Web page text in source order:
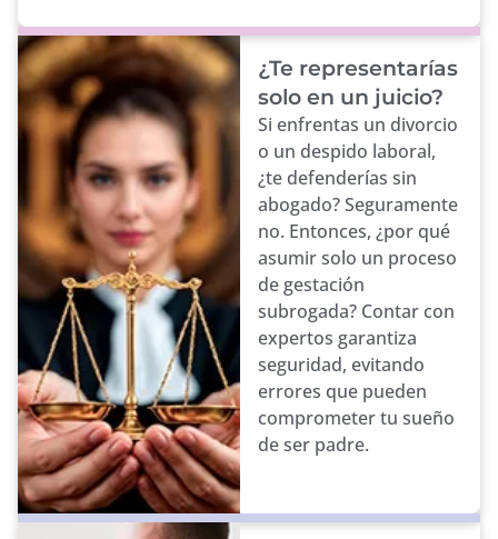
¿Te representarías
solo en un juicio?
Si enfrentas un divorcio
o un despido laboral,
¿te defenderías sin
abogado? Seguramente
no. Entonces, ¿por qué
asumir solo un proceso
de gestación
subrogada? Contar con
expertos garantiza
seguridad, evitando
errores que pueden
comprometer tu sueño
de ser padre.